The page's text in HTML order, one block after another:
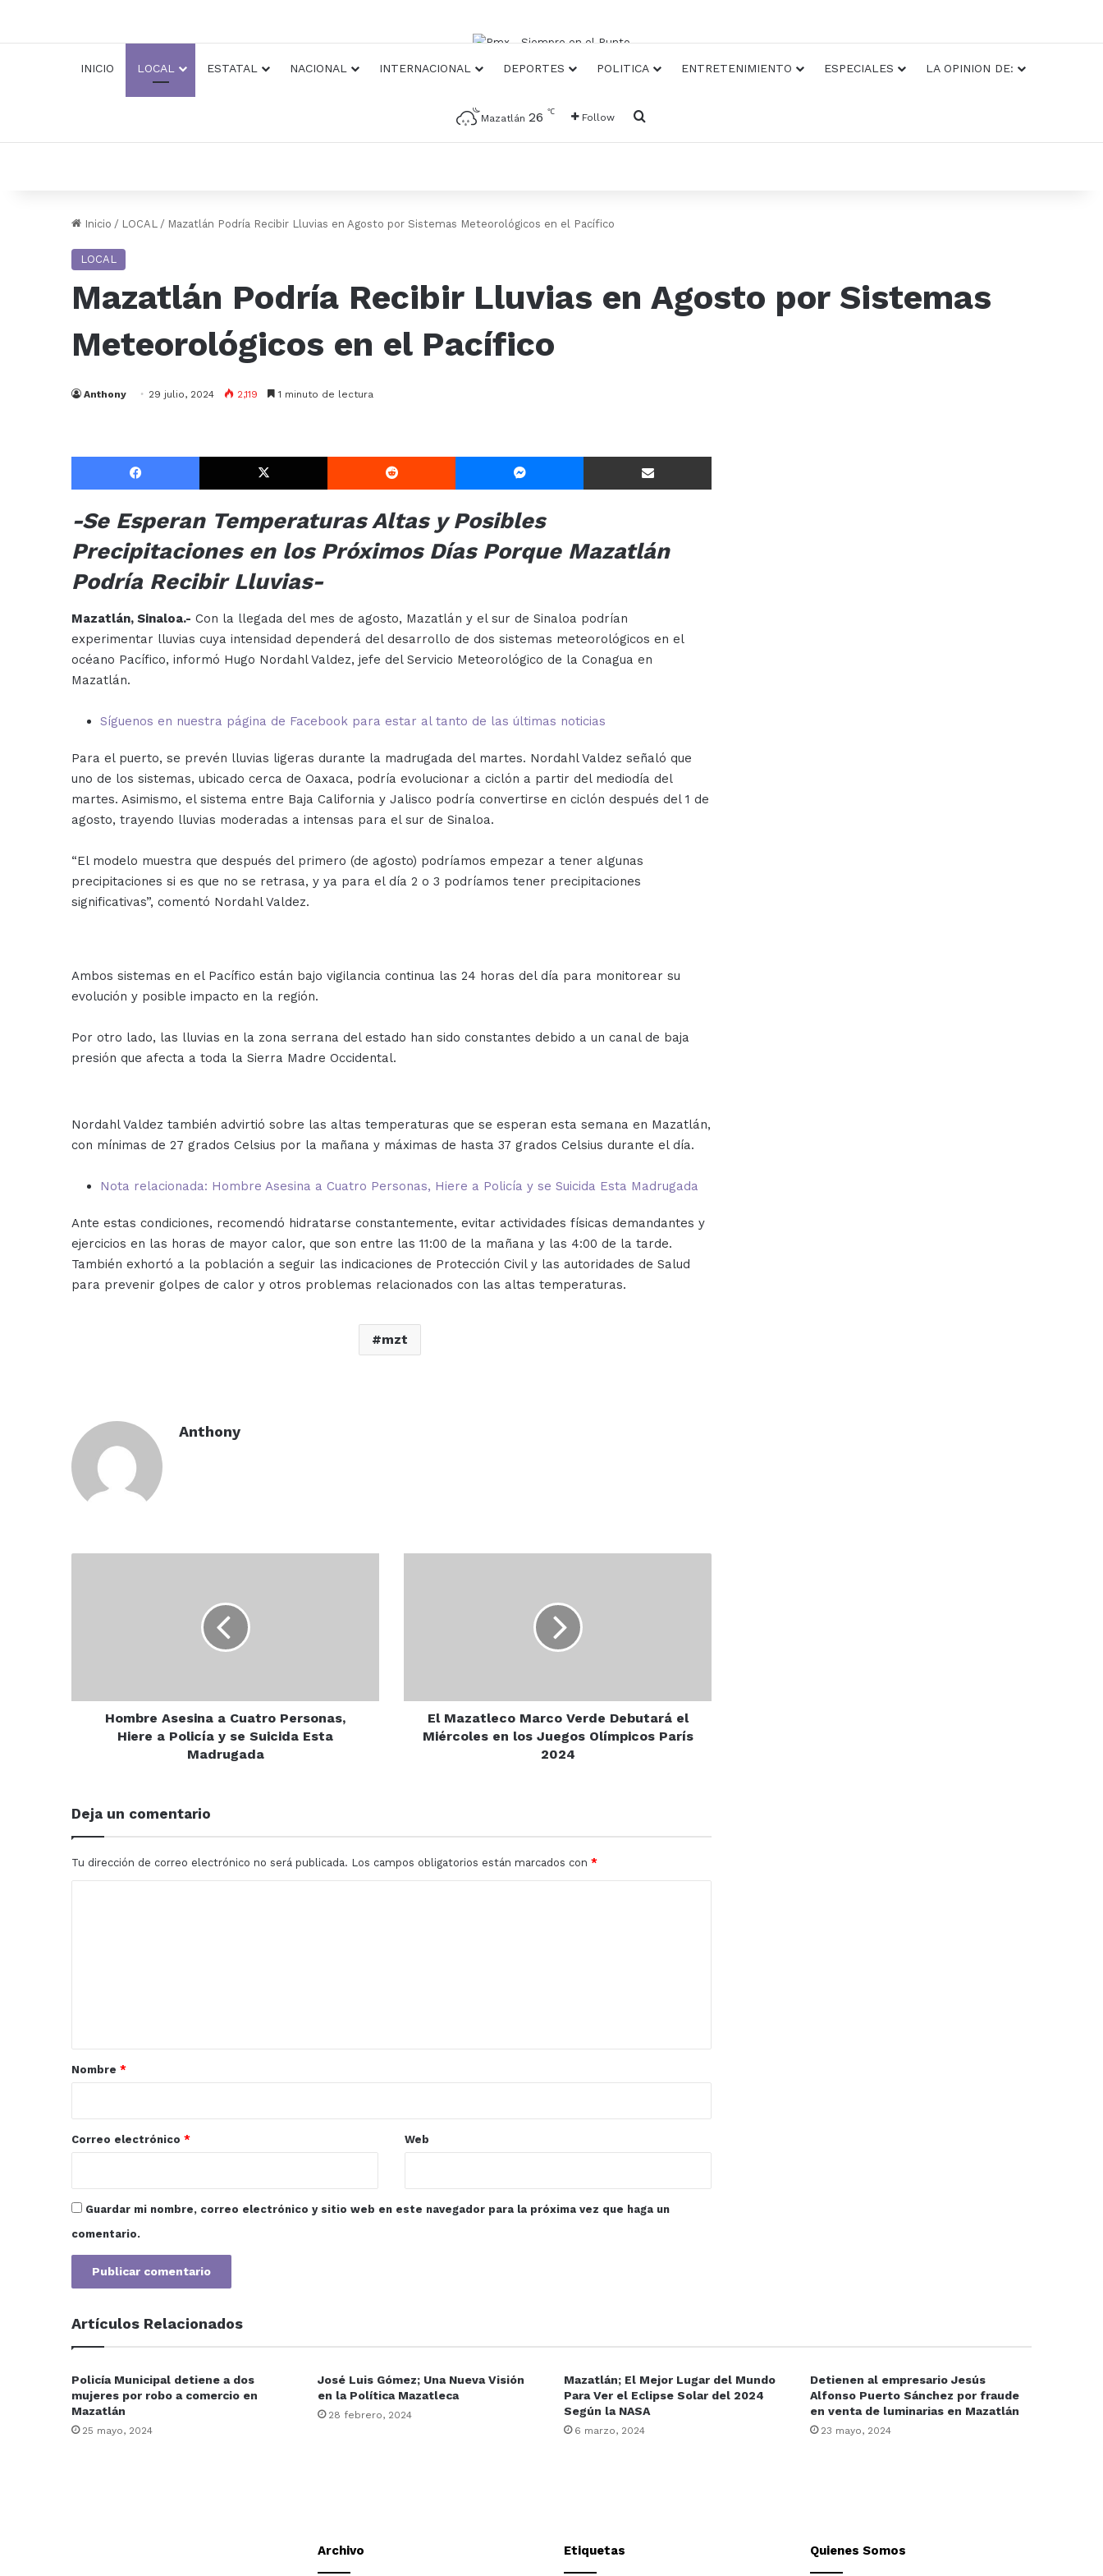
INICIO LOCAL ESTATAL NACIONAL INTERNACIONAL DEPORTES POLITICA ENTRETENIMIENTO ESPECIALES LA OPINION DE:
Mazatlán 26 ℃ Follow Busqueda
Inicio / LOCAL / Mazatlán Podría Recibir Lluvias en Agosto por Sistemas Meteorológicos en el Pacífico
LOCAL
Mazatlán Podría Recibir Lluvias en Agosto por Sistemas
Meteorológicos en el Pacífico
Anthony 29 julio, 2024 2,119 1 minuto de lectura
Facebook X Reddit Messenger Compartir Via E-mail
-Se Esperan Temperaturas Altas y Posibles
Precipitaciones en los Próximos Días Porque Mazatlán
Podría Recibir Lluvias-
Mazatlán, Sinaloa.- Con la llegada del mes de agosto, Mazatlán y el sur de Sinaloa podrían
experimentar lluvias cuya intensidad dependerá del desarrollo de dos sistemas meteorológicos en el
océano Pacífico, informó Hugo Nordahl Valdez, jefe del Servicio Meteorológico de la Conagua en
Mazatlán.
Síguenos en nuestra página de Facebook para estar al tanto de las últimas noticias
Para el puerto, se prevén lluvias ligeras durante la madrugada del martes. Nordahl Valdez señaló que
uno de los sistemas, ubicado cerca de Oaxaca, podría evolucionar a ciclón a partir del mediodía del
martes. Asimismo, el sistema entre Baja California y Jalisco podría convertirse en ciclón después del 1 de
agosto, trayendo lluvias moderadas a intensas para el sur de Sinaloa.
“El modelo muestra que después del primero (de agosto) podríamos empezar a tener algunas
precipitaciones si es que no se retrasa, y ya para el día 2 o 3 podríamos tener precipitaciones
significativas”, comentó Nordahl Valdez.
Ambos sistemas en el Pacífico están bajo vigilancia continua las 24 horas del día para monitorear su
evolución y posible impacto en la región.
Por otro lado, las lluvias en la zona serrana del estado han sido constantes debido a un canal de baja
presión que afecta a toda la Sierra Madre Occidental.
Nordahl Valdez también advirtió sobre las altas temperaturas que se esperan esta semana en Mazatlán,
con mínimas de 27 grados Celsius por la mañana y máximas de hasta 37 grados Celsius durante el día.
Nota relacionada: Hombre Asesina a Cuatro Personas, Hiere a Policía y se Suicida Esta Madrugada
Ante estas condiciones, recomendó hidratarse constantemente, evitar actividades físicas demandantes y
ejercicios en las horas de mayor calor, que son entre las 11:00 de la mañana y las 4:00 de la tarde.
También exhortó a la población a seguir las indicaciones de Protección Civil y las autoridades de Salud
para prevenir golpes de calor y otros problemas relacionados con las altas temperaturas.
mzt
Anthony
y
Hombre Asesina a Cuatro Personas,
Hiere a Policía y se Suicida Esta
Madrugada
los
Juegos
Olímpicos
El Mazatleco Marco Verde Debutará el
Miércoles en los Juegos Olímpicos París
2024
Deja un comentario
Tu dirección de correo electrónico no será publicada. Los campos obligatorios están marcados con *
r
*
Nombre *
Correo electrónico * Web
Guardar mi nombre, correo electrónico y sitio web en este navegador para la próxima vez que haga un
comentario.
Artículos Relacionados
Policía Municipal detiene a dos
mujeres por robo a comercio en
Mazatlán
25 mayo, 2024
José Luis Gómez; Una Nueva Visión
en la Política Mazatleca
28 febrero, 2024
Mazatlán; El Mejor Lugar del Mundo
Para Ver el Eclipse Solar del 2024
Según la NASA
6 marzo, 2024
Detienen al empresario Jesús
Alfonso Puerto Sánchez por fraude
en venta de luminarias en Mazatlán
23 mayo, 2024
Archivo Etiquetas Quienes Somos